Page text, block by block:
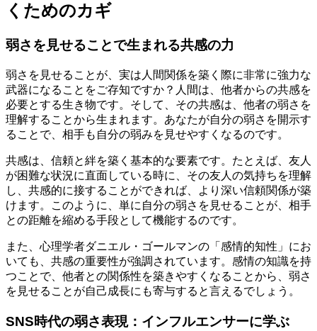
くためのカギ
弱さを見せることで生まれる共感の力
弱さを見せることが、実は人間関係を築く際に非常に強力な
武器になることをご存知ですか？人間は、他者からの共感を
必要とする生き物です。そして、その共感は、他者の弱さを
理解することから生まれます。あなたが自分の弱さを開示す
ることで、相手も自分の弱みを見せやすくなるのです。
共感は、信頼と絆を築く基本的な要素です。たとえば、友人
が困難な状況に直面している時に、その友人の気持ちを理解
し、共感的に接することができれば、より深い信頼関係が築
けます。このように、単に自分の弱さを見せることが、相手
との距離を縮める手段として機能するのです。
また、心理学者ダニエル・ゴールマンの「感情的知性」にお
いても、共感の重要性が強調されています。感情の知識を持
つことで、他者との関係性を築きやすくなることから、弱さ
を見せることが自己成長にも寄与すると言えるでしょう。
SNS時代の弱さ表現：インフルエンサーに学ぶ